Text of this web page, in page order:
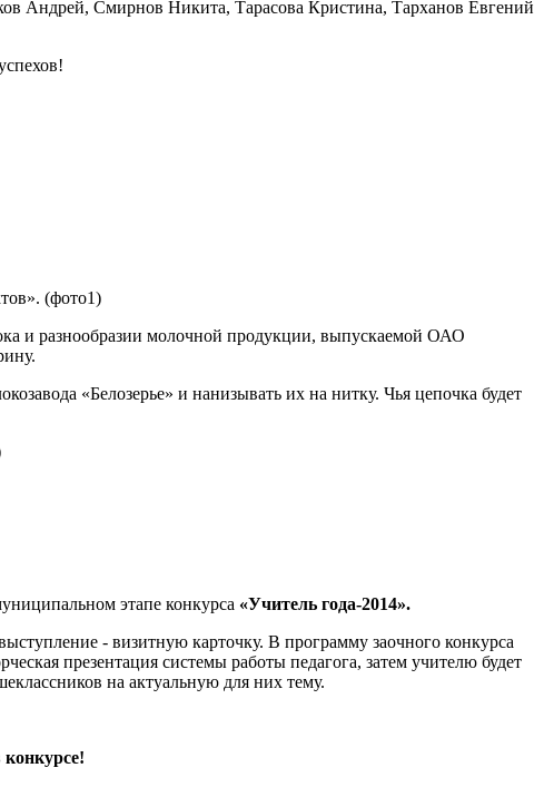
Андрей, Смирнов Никита, Тарасова Кристина, Тарханов Евгений
(фото1)
и разнообразии молочной продукции, выпускаемой ОАО
«Белозерье» и нанизывать их на нитку. Чья цепочка будет
этапе конкурса «Учитель года-2014».
- визитную карточку. В программу заочного конкурса
презентация системы работы педагога, затем учителю будет
на актуальную для них тему.